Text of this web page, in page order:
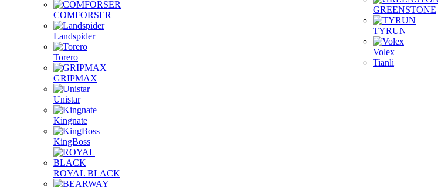
COMFORSER
Landspider
Torero
GRIPMAX
Unistar
Kingnate
KingBoss
ROYAL BLACK
GREENSTONE
TYRUN
Volex
Tianli